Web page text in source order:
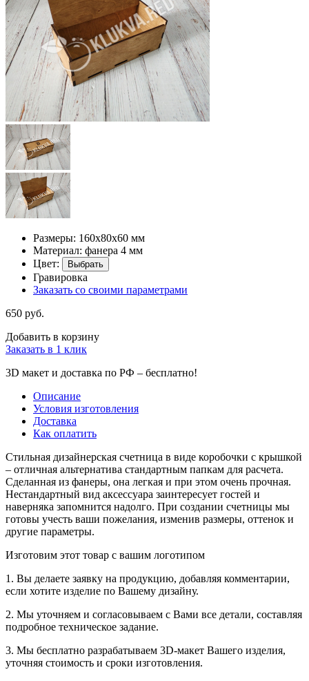
Размеры: 160х80х60 мм
Материал: фанера 4 мм
Цвет:
Выбрать
Гравировка
Заказать со своими параметрами
650 руб.
Добавить в корзину
Заказать в 1 клик
3D макет и доставка по РФ – бесплатно!
Описание
Условия изготовления
Доставка
Как оплатить
Стильная дизайнерская счетница в виде коробочки с крышкой
– отличная альтернатива стандартным папкам для расчета.
Сделанная из фанеры, она легкая и при этом очень прочная.
Нестандартный вид аксессуара заинтересует гостей и
наверняка запомнится надолго. При создании счетницы мы
готовы учесть ваши пожелания, изменив размеры, оттенок и
другие параметры.
Изготовим этот товар с вашим логотипом
1. Вы делаете заявку на продукцию, добавляя комментарии,
если хотите изделие по Вашему дизайну.
2. Мы уточняем и согласовываем с Вами все детали, составляя
подробное техническое задание.
3. Мы бесплатно разрабатываем 3D-макет Вашего изделия,
уточняя стоимость и сроки изготовления.